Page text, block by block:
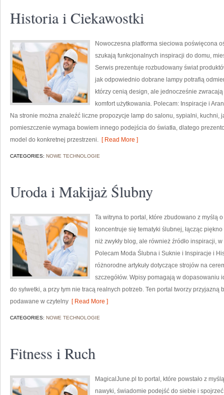
Historia i Ciekawostki
Nowoczesna platforma sieciowa poświęcona
szukają funkcjonalnych inspiracji do domu,
Serwis prezentuje rozbudowany świat
jak odpowiednio dobrane lampy potrafią
którzy cenią design, ale jednocześnie
komfort użytkowania. Polecam: Inspiracje i
Na stronie można znaleźć liczne propozycje lamp do salonu, sypialni, kuchni,
pomieszczenie wymaga bowiem innego podejścia do światła, dlatego
model do konkretnej przestrzeni. [ Read More ]
CATEGORIES: NOWE TECHNOLOGIE
Uroda i Makijaż Ślubny
Ta witryna to portal, które zbudowano z myślą
koncentruje się tematyki ślubnej, łącząc
niż zwykły blog, ale również źródło inspiracji,
Polecam Moda Ślubna i Suknie i Inspiracje i
różnorodne artykuły dotyczące strojów na
szczegółów. Wpisy pomagają w
do sylwetki, a przy tym nie tracą realnych potrzeb. Ten portal tworzy przyjazną
podawane w czytelny [ Read More ]
CATEGORIES: NOWE TECHNOLOGIE
Fitness i Ruch
MagicalJune.pl to portal, które powstało z
nawyki, świadomie podejść do siebie i